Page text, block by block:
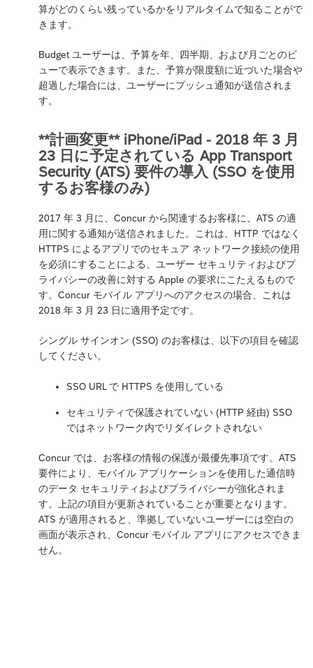
算がどのくらい残っているかをリアルタイムで知ることがで
きます。
Budget ユーザーは、予算を年、四半期、および月ごとのビ
ューで表示できます。また、予算が限度額に近づいた場合や
超過した場合には、ユーザーにプッシュ通知が送信されま
す。
**計画変更** iPhone/iPad - 2018 年 3 月
23 日に予定されている App Transport
Security (ATS) 要件の導入 (SSO を使用
するお客様のみ)
2017 年 3 月に、Concur から関連するお客様に、ATS の適
用に関する通知が送信されました。これは、HTTP ではなく
HTTPS によるアプリでのセキュア ネットワーク接続の使用
を必須にすることによる、ユーザー セキュリティおよびプ
ライバシーの改善に対する Apple の要求にこたえるもので
す。Concur モバイル アプリへのアクセスの場合、これは
2018 年 3 月 23 日に適用予定です。
シングル サインオン (SSO) のお客様は、以下の項目を確認
してください。
SSO URL で HTTPS を使用している
セキュリティで保護されていない (HTTP 経由) SSO
ではネットワーク内でリダイレクトされない
Concur では、お客様の情報の保護が最優先事項です。ATS
要件により、モバイル アプリケーションを使用した通信時
のデータ セキュリティおよびプライバシーが強化されま
す。上記の項目が更新されていることが重要となります。
ATS が適用されると、準拠していないユーザーには空白の
画面が表示され、Concur モバイル アプリにアクセスできま
せん。